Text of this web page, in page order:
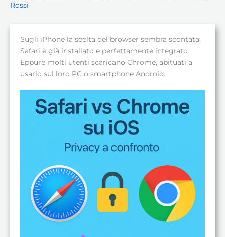
Rossi
Sugli iPhone la scelta del browser sembra scontata:
Safari è già installato e perfettamente integrato.
Eppure molti utenti scaricano Chrome, abituati a
usarlo sul loro PC o smartphone Android.